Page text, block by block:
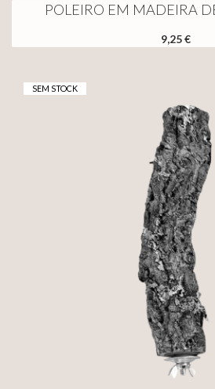
POLEIRO EM MADEIRA
9,25 €
SEM STOCK